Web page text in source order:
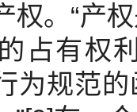
。“产权
占有权
为规范